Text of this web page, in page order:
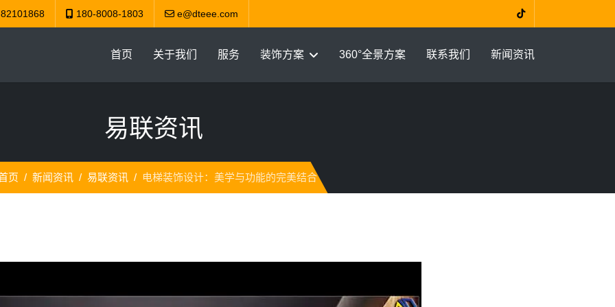
180-8008-1803 e@dteee.com
首页 关于我们 服务 装饰方案 360°全景方案 联系我们 新闻资讯
易联资讯
页 新闻资讯 易联资讯 电梯装饰设计：美学与功能的完美结合